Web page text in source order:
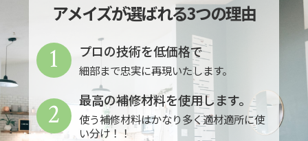
アメイズが選ばれる3つの理由
プロの技術を低価格で
細部まで忠実に再現いたします。
1
最高の補修材料を使用します。
使う補修材料はかなり多く適材適所に使
い分け！！
2